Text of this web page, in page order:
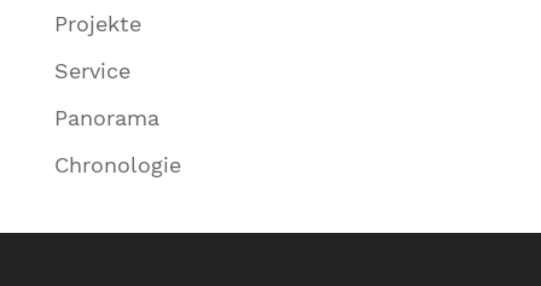
Projekte
Service
Panorama
Chronologie